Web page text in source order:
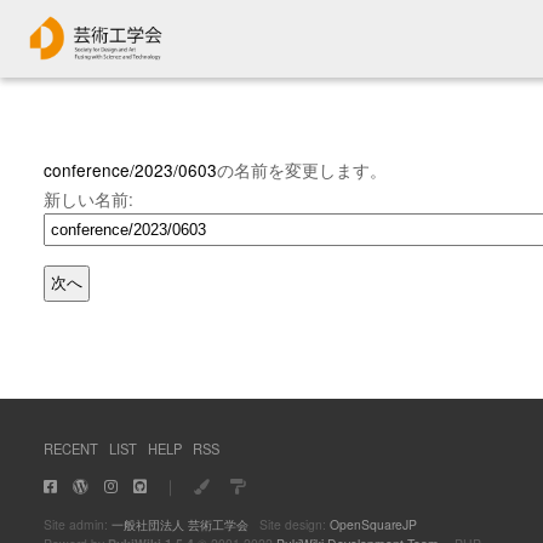
conference/2023/0603の名前を変更します。
新しい名前:
RECENT LIST HELP RSS
｜
Site admin: 一般社団法人 芸術工学会Site design: OpenSquareJP